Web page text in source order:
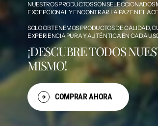
NUESTROS PRODUCTOS SON
EXCEPCIONAL Y ENCONTRAR LA PAZ EN EL
SOLO OBTENEMOS PRODUCTOS DE CALIDAD,
EXPERIENCIA PURA Y AUTÉNTICA EN CADA
¡DESCUBRE TODOS
MISMO!
COMPRAR AHORA